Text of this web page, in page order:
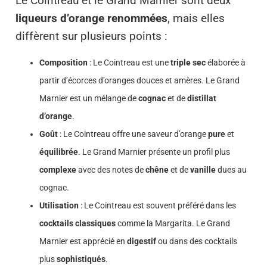
liqueurs d’orange renommées, mais elles
diffèrent sur plusieurs points :
Composition : Le Cointreau est unetriple secélaborée à
partir d’écorces d’oranges douces et amères. Le Grand
Marnier est un mélange decognacet dedistillat
d’orange.
Goût : Le Cointreau offre une saveur d’orangepureet
équilibrée. Le Grand Marnier présente un profil plus
complexeavec des notes dechêneet devanilledues au
cognac.
Utilisation : Le Cointreau est souvent préféré dans les
cocktails classiquescomme la Margarita. Le Grand
Marnier est apprécié en digestifou dans des cocktails
plussophistiqués.